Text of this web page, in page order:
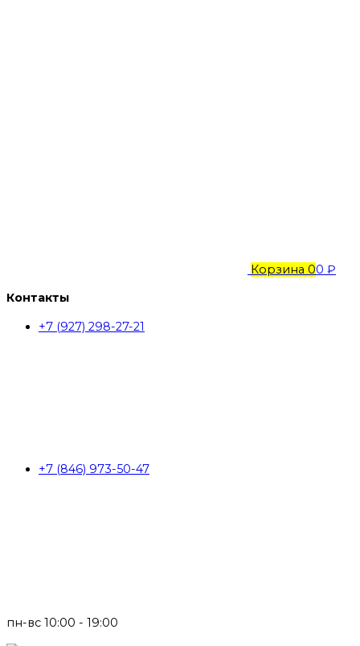
Корзина 00 ₽
Контакты
+7 (927) 298-27-21
+7 (846) 973-50-47
пн-вс 10:00 - 19:00